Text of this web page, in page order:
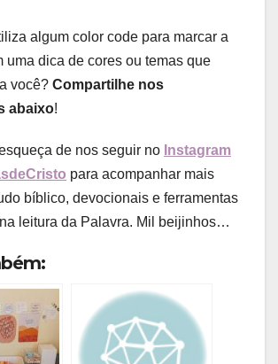
algum color code para marcar a
uma dica de cores ou temas que
você? Compartilhe nos
abaixo!
de nos seguir no Instagram
para acompanhar mais
bíblico, devocionais e ferramentas
leitura da Palavra. Mil beijinhos…